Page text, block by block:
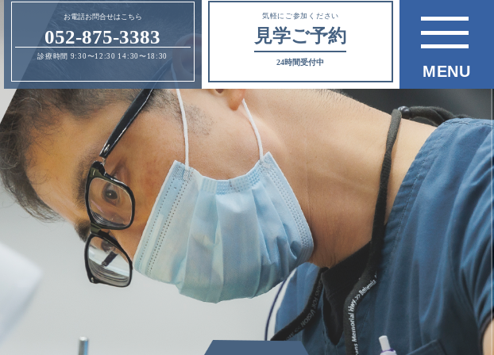
お電話お問合せはこちら
052-875-3383
診療時間 9:30〜12:30 14:30〜18:30
気軽にご参加ください
見学ご予約
24時間受付中
MENU